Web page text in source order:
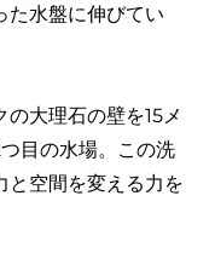
た水盤に伸びてい
大理石の壁を15メ
目の水場。この洗
と空間を変える力を